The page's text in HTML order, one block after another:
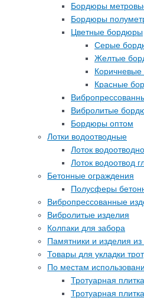
Бордюры
Бордюры
Цветные бордюры
Серые
Желтые
Красные
Вибролитые
Бордюры оптом
Лотки водоотводные
Лоток
Лоток водоотвод
Бетонные ограждения
Полусферы
Вибропрессованные
Вибролитые изделия
Колпаки для забора
Памятники и изделия из
Товары для укладки
По местам
Тротуарная
Тротуарная